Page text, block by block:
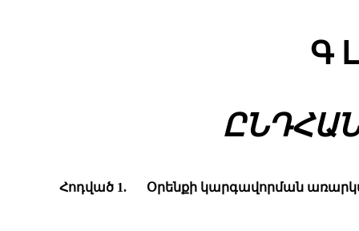
Գ
Հոդված 1. Օրենքի կարգավորման